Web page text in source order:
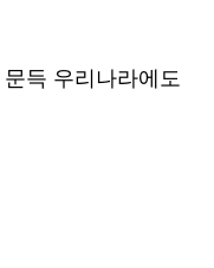
득 우리나라에도